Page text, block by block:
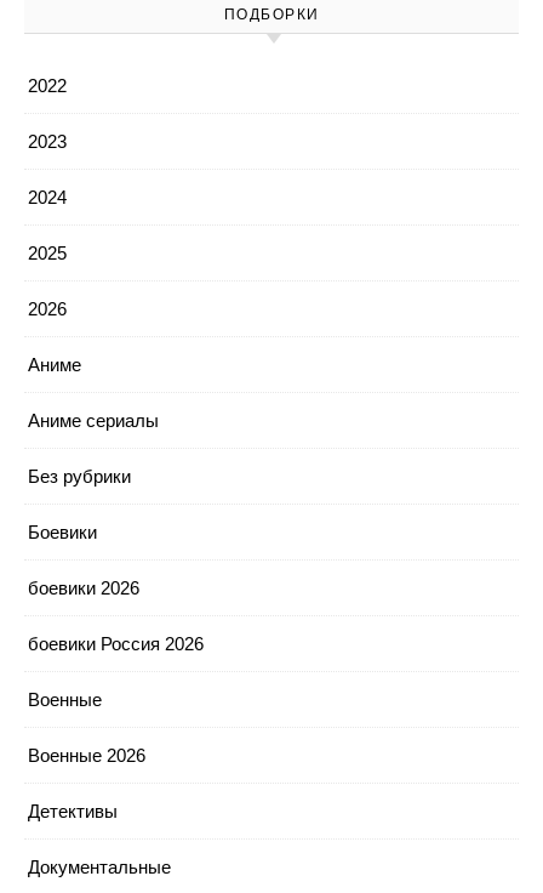
ПОДБОРКИ
2022
2023
2024
2025
2026
Аниме
Аниме сериалы
Без рубрики
Боевики
боевики 2026
боевики Россия 2026
Военные
Военные 2026
Детективы
Документальные